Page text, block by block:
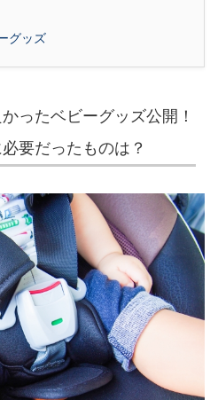
グッズ
ったベビーグッズ公開！
要だったものは？